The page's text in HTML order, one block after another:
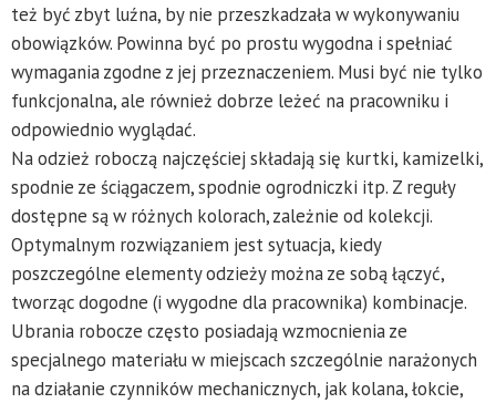
też być zbyt luźna, by nie przeszkadzała w wykonywaniu
obowiązków. Powinna być po prostu wygodna i spełniać
wymagania zgodne z jej przeznaczeniem. Musi być nie tylko
funkcjonalna, ale również dobrze leżeć na pracowniku i
odpowiednio wyglądać.
Na odzież roboczą najczęściej składają się kurtki, kamizelki,
spodnie ze ściągaczem, spodnie ogrodniczki itp. Z reguły
dostępne są w różnych kolorach, zależnie od kolekcji.
Optymalnym rozwiązaniem jest sytuacja, kiedy
poszczególne elementy odzieży można ze sobą łączyć,
tworząc dogodne (i wygodne dla pracownika) kombinacje.
Ubrania robocze często posiadają wzmocnienia ze
specjalnego materiału w miejscach szczególnie narażonych
na działanie czynników mechanicznych, jak kolana, łokcie,